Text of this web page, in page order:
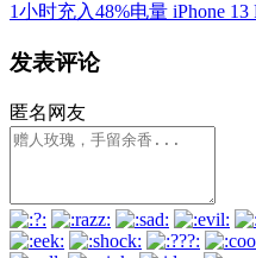
1小时充入48%电量 iPhone
发表评论
匿名网友